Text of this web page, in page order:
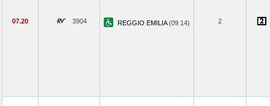
07.20 3904 REGGIO EMILIA(09.14) 2